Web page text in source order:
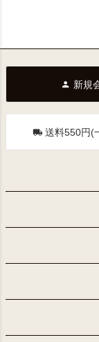
新規
送料550円(